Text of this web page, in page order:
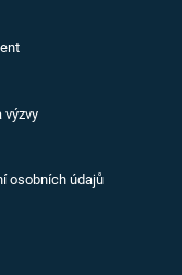
výzvy
osobních údajů